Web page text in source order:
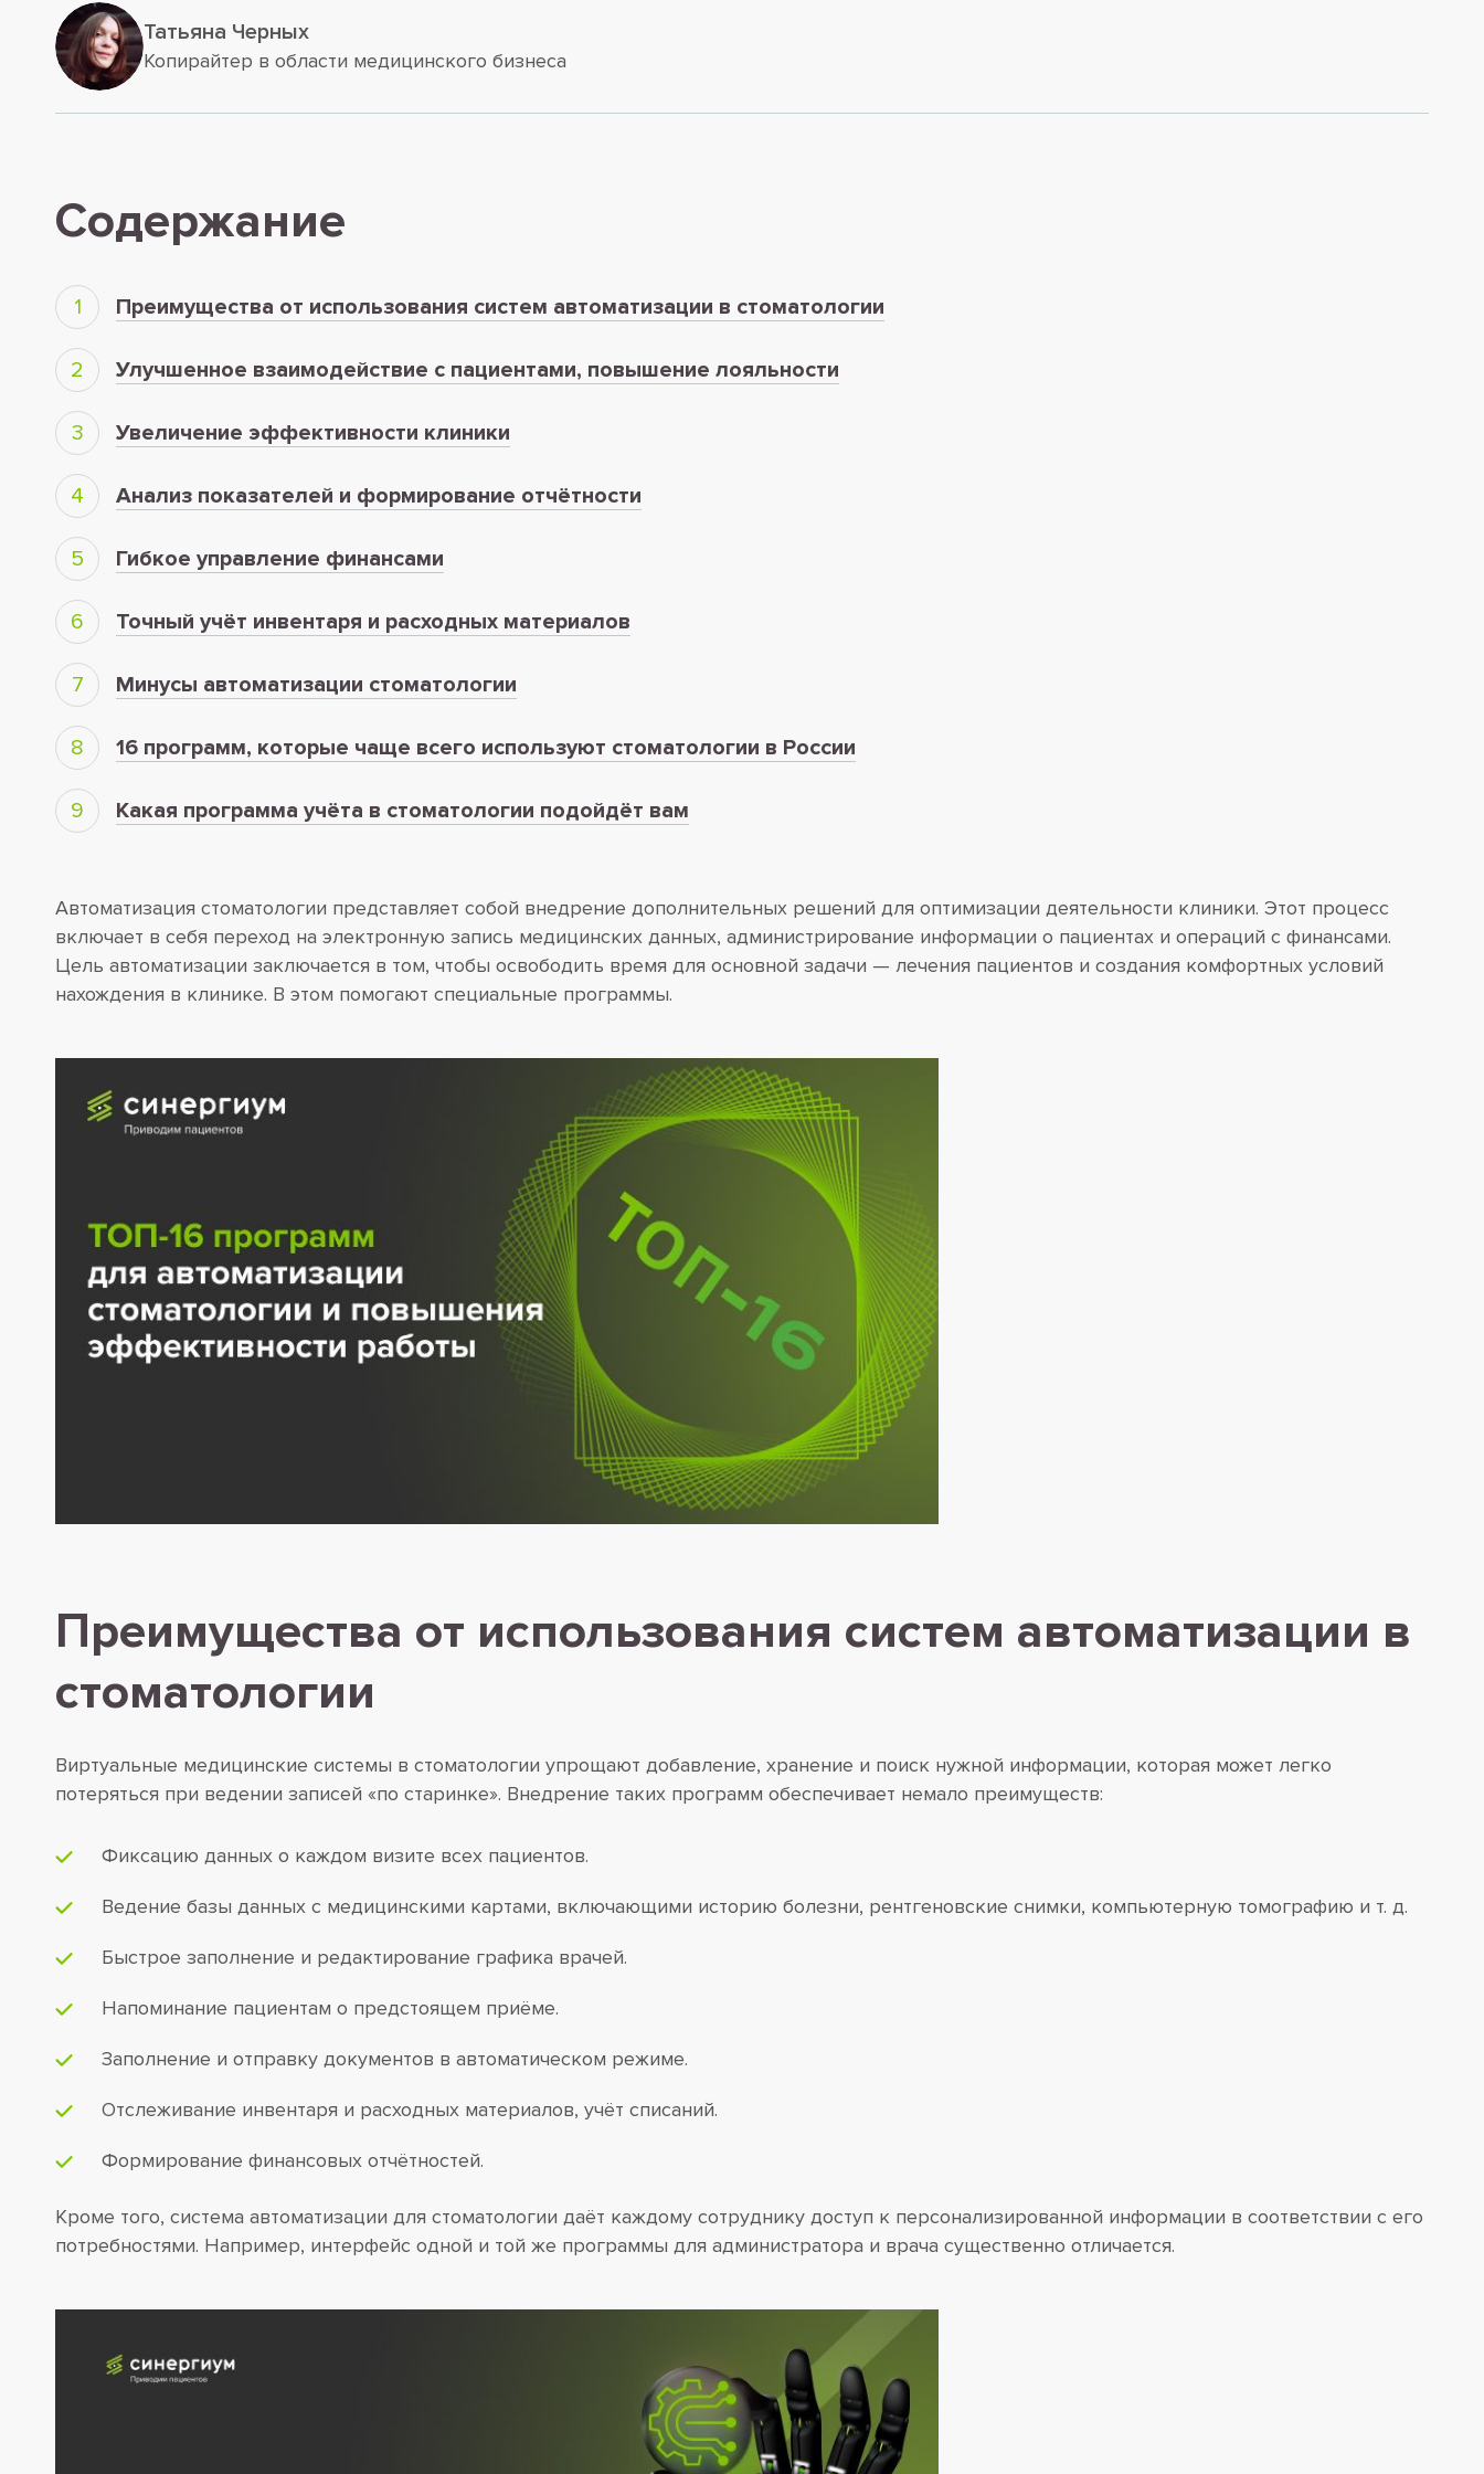
Татьяна Черных
Копирайтер в области медицинского бизнеса
Содержание
Преимущества от использования систем автоматизации в стоматологии
Улучшенное взаимодействие с пациентами, повышение лояльности
Увеличение эффективности клиники
Анализ показателей и формирование отчётности
Гибкое управление финансами
Точный учёт инвентаря и расходных материалов
Минусы автоматизации стоматологии
16 программ, которые чаще всего используют стоматологии в России
Какая программа учёта в стоматологии подойдёт вам
Автоматизация стоматологии представляет собой внедрение дополнительных решений для оптимизации деятельности клиники. Этот процесс
включает в себя переход на электронную запись медицинских данных, администрирование информации о пациентах и операций с финансами.
Цель автоматизации заключается в том, чтобы освободить время для основной задачи — лечения пациентов и создания комфортных условий
нахождения в клинике. В этом помогают специальные программы.
Преимущества от использования систем автоматизации в
стоматологии
Виртуальные медицинские системы в стоматологии упрощают добавление, хранение и поиск нужной информации, которая может легко
потеряться при ведении записей «по старинке». Внедрение таких программ обеспечивает немало преимуществ:
Фиксацию данных о каждом визите всех пациентов.
Ведение базы данных с медицинскими картами, включающими историю болезни, рентгеновские снимки, компьютерную томографию и т. д.
Быстрое заполнение и редактирование графика врачей.
Напоминание пациентам о предстоящем приёме.
Заполнение и отправку документов в автоматическом режиме.
Отслеживание инвентаря и расходных материалов, учёт списаний.
Формирование финансовых отчётностей.
Кроме того, система автоматизации для стоматологии даёт каждому сотруднику доступ к персонализированной информации в соответствии с его
потребностями. Например, интерфейс одной и той же программы для администратора и врача существенно отличается.